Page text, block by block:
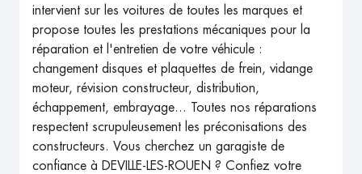
intervient sur les voitures de toutes les marques et
propose toutes les prestations mécaniques pour la
réparation et l'entretien de votre véhicule :
changement disques et plaquettes de frein, vidange
moteur, révision constructeur, distribution,
échappement, embrayage... Toutes nos réparations
respectent scrupuleusement les préconisations des
constructeurs. Vous cherchez un garagiste de
confiance à DEVILLE-LES-ROUEN ? Confiez votre